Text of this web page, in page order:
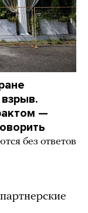
—
без ответов